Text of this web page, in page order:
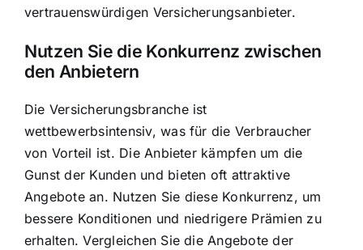
vertrauenswürdigen Versicherungsanbieter.
Nutzen Sie die Konkurrenz zwischen
den Anbietern
Die Versicherungsbranche ist
wettbewerbsintensiv, was für die Verbraucher
von Vorteil ist. Die Anbieter kämpfen um die
Gunst der Kunden und bieten oft attraktive
Angebote an. Nutzen Sie diese Konkurrenz, um
bessere Konditionen und niedrigere Prämien zu
erhalten. Vergleichen Sie die Angebote der